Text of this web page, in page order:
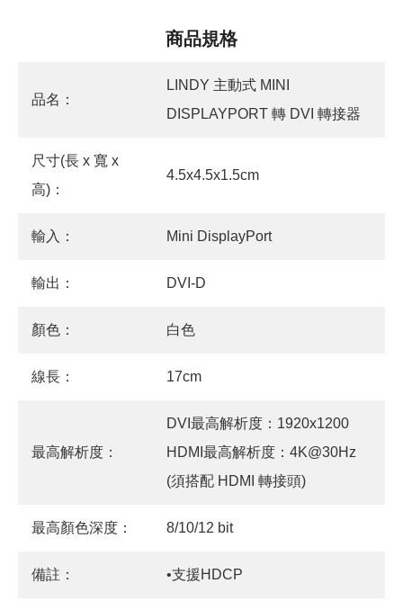
商品規格
品名：
LINDY 主動式 MINI
DISPLAYPORT 轉 DVI 轉接器
尺寸(長 x 寬 x
高)：
4.5x4.5x1.5cm
輸入： Mini DisplayPort
輸出： DVI-D
顏色： 白色
線長： 17cm
最高解析度：
DVI最高解析度：1920x1200
HDMI最高解析度：4K@30Hz
(須搭配 HDMI 轉接頭)
最高顏色深度： 8/10/12 bit
備註： •支援HDCP